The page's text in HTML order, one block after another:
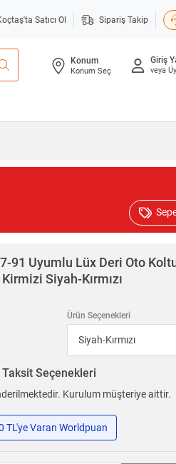
Satıcı Ol Sipariş Takip
Konum
Konum Seç
Giriş
veya
91 Uyumlu Lüx Deri Oto
Siyah-Kırmızı
Ürün Seçenekleri
Taksit Seçenekleri
Kurulum müşteriye aittir.
TL'ye Varan Worldpuan